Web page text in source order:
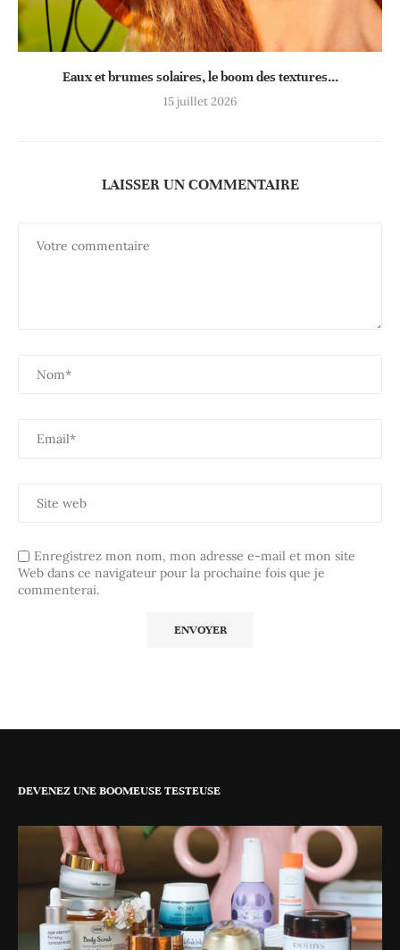
Eaux et brumes solaires, le boom des textures...
15 juillet 2026
LAISSER UN COMMENTAIRE
Enregistrez mon nom, mon adresse e-mail et mon site
Web dans ce navigateur pour la prochaine fois que je
commenterai.
DEVENEZ UNE BOOMEUSE TESTEUSE